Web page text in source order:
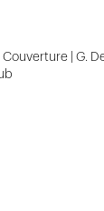
| G.